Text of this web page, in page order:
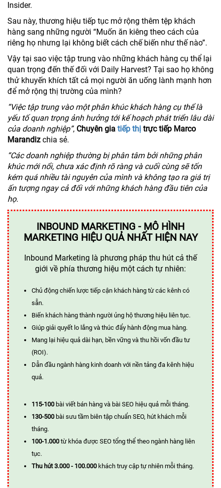
Insider.
Sau này, thương hiệu tiếp tục mở rộng thêm tệp khách
hàng sang những người “Muốn ăn kiêng theo cách của
riêng họ nhưng lại không biết cách chế biến như thế nào”.
Vậy tại sao việc tập trung vào những khách hàng cụ thể lại
quan trọng đến thế đối với Daily Harvest? Tại sao họ không
thử khuyến khích tất cả mọi người ăn uống lành mạnh hơn
để mở rộng thị trường của mình?
“Việc tập trung vào một phân khúc khách hàng cụ thể là
yếu tố quan trọng ảnh hưởng tới kế hoạch phát triển lâu dài
của doanh nghiệp”, Chuyên gia tiếp thị trực tiếp Marco
Marandiz chia sẻ.
“Các doanh nghiệp thường bị phân tâm bởi những phân
khúc mới nổi, chưa xác định rõ ràng và cuối cùng sẽ tốn
kém quá nhiều tài nguyên của mình và không tạo ra giá trị
ấn tượng ngay cả đối với những khách hàng đầu tiên của
họ.
INBOUND MARKETING - MÔ HÌNH
MARKETING HIỆU QUẢ NHẤT HIỆN NAY
Inbound Marketing là phương pháp thu hút cả thế
giới về phía thương hiệu một cách tự nhiên:
Chủ động chiến lược tiếp cận khách hàng từ các kênh có
sẵn.
Biến khách hàng thành người ủng hộ thương hiệu liên tục.
Giúp giải quyết lo lắng và thúc đẩy hành động mua hàng.
Mang lại hiệu quả dài hạn, bền vững và thu hồi vốn đầu tư
(ROI).
Dẫn đầu ngành hàng kinh doanh với nền tảng đa kênh hiệu
quả.
115-100 bài viết bán hàng và bài SEO hiệu quả mỗi tháng.
130-500 bài sưu tầm biên tập chuẩn SEO, hút khách mỗi
tháng.
100-1.000 từ khóa được SEO tổng thể theo ngành hàng liên
tục.
Thu hút 3.000 - 100.000 khách truy cập tự nhiên mỗi tháng.